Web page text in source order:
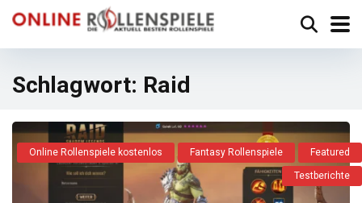
Schlagwort: Raid
Online Rollenspiele kostenlos Fantasy Rollenspiele Featured
Testberichte